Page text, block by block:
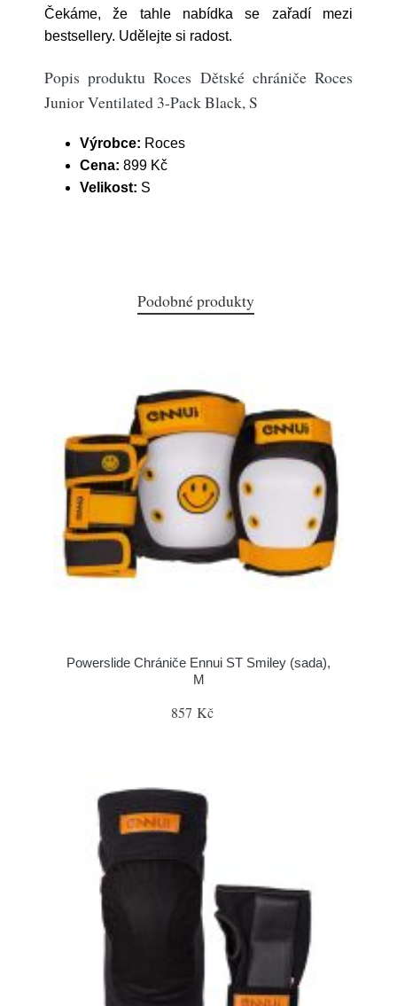
Čekáme, že tahle nabídka se zařadí mezi
bestsellery. Udělejte si radost.
Popis produktu Roces Dětské chrániče Roces
Junior Ventilated 3-Pack Black, S
Výrobce: Roces
Cena: 899 Kč
Velikost: S
Podobné produkty
Powerslide Chrániče Ennui ST Smiley (sada),
M
857 Kč